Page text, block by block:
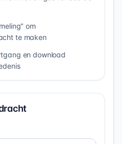
om
te maken
en download